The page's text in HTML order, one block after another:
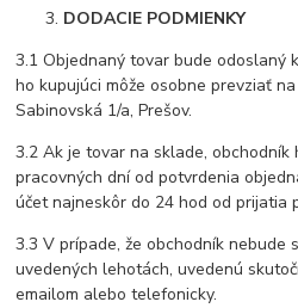
DODACIE PODMIENKY
3.1 Objednaný tovar bude odoslaný
ho kupujúci môže osobne prevziať
Sabinovská 1/a, Prešov.
3.2 Ak je tovar na sklade,
pracovných dní od potvrdenia
účet najneskôr do 24 hod od prijatia
3.3 V prípade, že obchodník nebude
uvedených lehotách, uvedenú
emailom alebo telefonicky.